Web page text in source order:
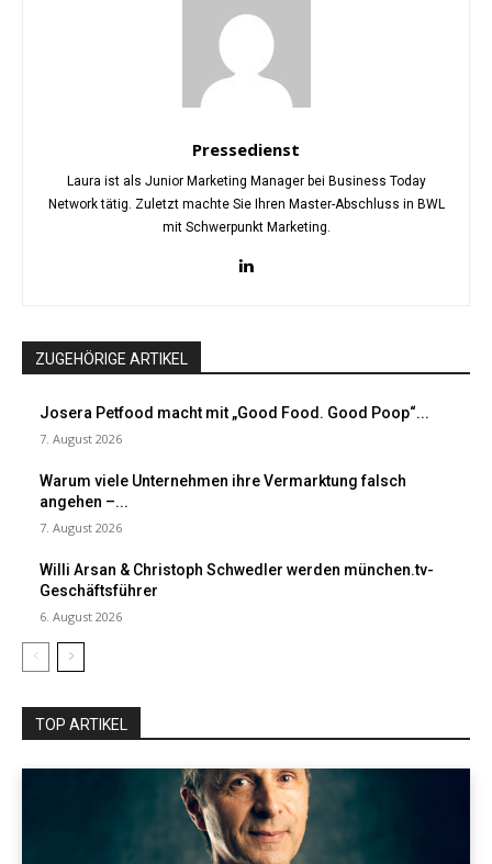
Pressedienst
Laura ist als Junior Marketing Manager bei Business Today
Network tätig. Zuletzt machte Sie Ihren Master-Abschluss in BWL
mit Schwerpunkt Marketing.
ZUGEHÖRIGE ARTIKEL
Josera Petfood macht mit „Good Food. Good Poop“...
7. August 2026
Warum viele Unternehmen ihre Vermarktung falsch
angehen –...
7. August 2026
Willi Arsan & Christoph Schwedler werden münchen.tv-
Geschäftsführer
6. August 2026
TOP ARTIKEL